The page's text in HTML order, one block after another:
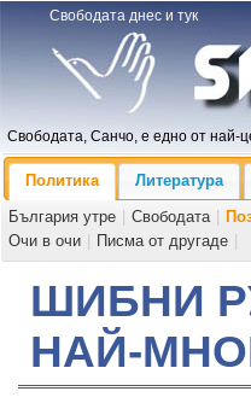
Свободата днес и тук
Свободата, Санчо, е едно от най-
Политика Литература
България утре
Свободата
Очи в очи
Писма от другаде
ШИБНИ
НАЙ-